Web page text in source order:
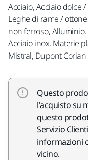
Acciaio, Acciaio dolce
Leghe di rame /
non ferroso,
Acciaio inox, Materie
Mistral, Dupont Corian
Questo
l'acquisto su
questo
Servizio
informazioni
vicino.